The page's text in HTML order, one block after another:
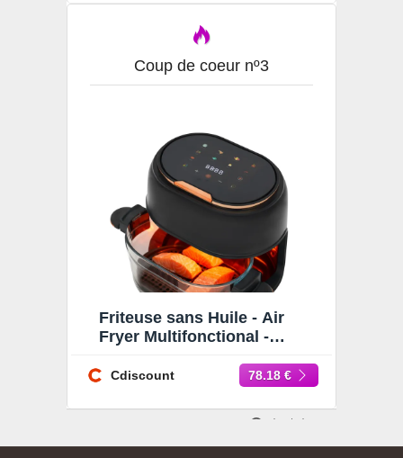
Coup de coeur nº3
Friteuse sans Huile - Air
Fryer Multifonctional -
1350W Noir - 60-190 ℃
Cdiscount 78.18 €